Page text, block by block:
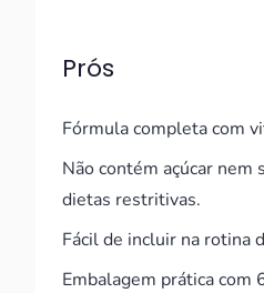
Prós
Fórmula completa com
Não contém açúcar nem
dietas restritivas.
Fácil de incluir na rotina
Embalagem prática com